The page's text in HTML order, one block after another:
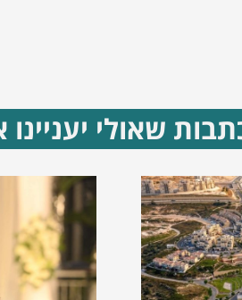
שאולי